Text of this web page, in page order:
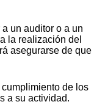
un auditor o a un
la realización del
asegurarse de que
de los
a su actividad.